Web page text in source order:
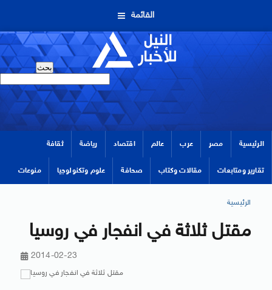
القائمة
الرئيسية مصر عرب عالم اقتصاد رياضة ثقافة
تقارير ومتابعات مقالات وكتاب صحافة علوم وتكنولوجيا منوعات
الرئيسية
مقتل ثلاثة في انفجار في روسيا
2014-02-23